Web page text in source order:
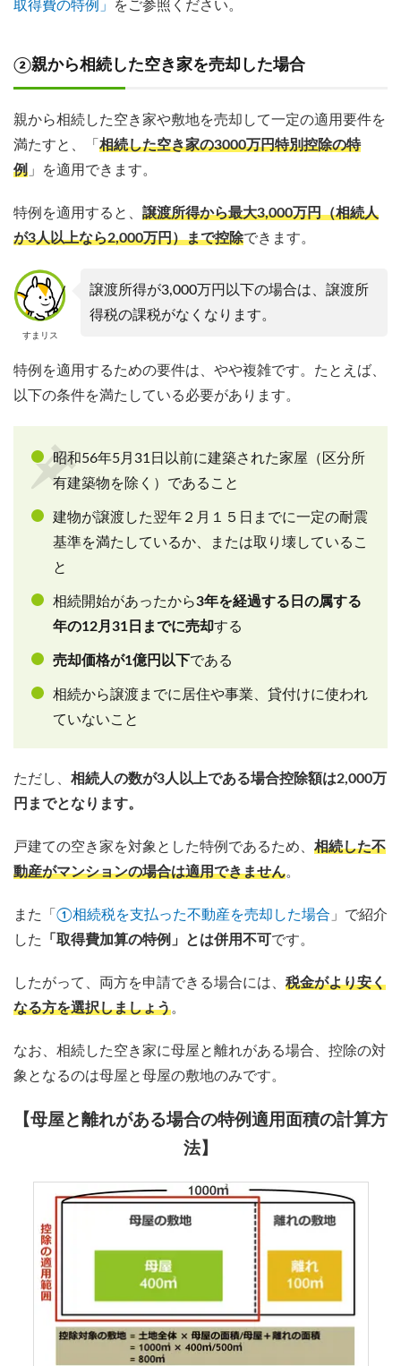
取得費の特例」
をご参照ください。
②親から相続した空き家を売却した場合
親から相続した空き家や敷地を売却して一定の適用要件を
満たすと、「 相続した空き家の3000万円特別控除の特
例 」を適用できます。
特例を適用すると、 譲渡所得から最大3,000万円（相続人
が3人以上なら2,000万円）まで控除できます。
すまリス
譲渡所得が3,000万円以下の場合は、譲渡所
得税の課税がなくなります。
特例を適用するための要件は、やや複雑です。たとえば、
以下の条件を満たしている必要があります。
昭和56年5月31日以前に建築された家屋（区分所
有建築物を除く）であること
建物が譲渡した翌年２月１５日までに一定の耐震
基準を満たしているか、または取り壊しているこ
と
相続開始があったから3年を経過する日の属する
年の12月31日までに売却する
売却価格が1億円以下である
相続から譲渡までに居住や事業、貸付けに使われ
ていないこと
ただし、 相続人の数が3人以上である場合控除額は2,000万
円までとなります。
戸建ての空き家を対象とした特例であるため、 相続した不
動産がマンションの場合は適用できません。
また「 ①相続税を支払った不動産を売却した場合 」で紹介
した
「取得費加算の特例」とは併用不可 です。
したがって、両方を申請できる場合には、 税金がより安く
なる方を選択しましょう。
なお、相続した空き家に母屋と離れがある場合、控除の対
象となるのは母屋と母屋の敷地のみです。
【母屋と離れがある場合の特例適用面積の計算方
法】